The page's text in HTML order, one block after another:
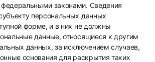
законами. Сведения
персональных данных
форме, и в них не должны
данные, относящиеся к другим
данных, за исключением случаев,
основания для раскрытия таких